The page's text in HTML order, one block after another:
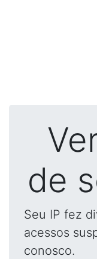
de
Seu IP fez
acessos
conosco.